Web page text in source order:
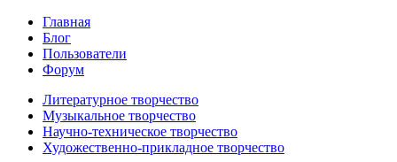
Главная
Блог
Пользователи
Форум
Литературное творчество
Музыкальное творчество
Научно-техническое творчество
Художественно-прикладное творчество